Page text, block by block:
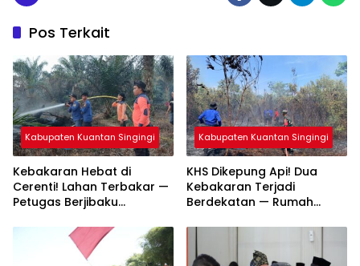
Pos Terkait
Kabupaten Kuantan Singingi
Kebakaran Hebat di
Cerenti! Lahan Terbakar —
Petugas Berjibaku
Kabupaten Kuantan Singingi
KHS Dikepung Api! Dua
Kebakaran Terjadi
Berdekatan — Rumah
Terbakar